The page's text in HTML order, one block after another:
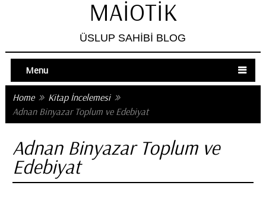
MAIOTIK
ÜSLUP SAHIBI BLOG
Menu
Home
Kitap İncelemesi
Adnan Binyazar Toplum ve Edebiyat
Adnan Binyazar Toplum ve
Edebiyat